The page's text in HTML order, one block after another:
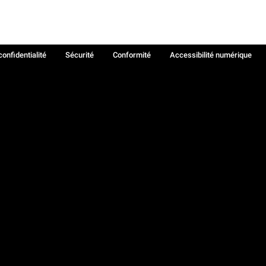
Sécurité Conformité
Accessibilité numérique